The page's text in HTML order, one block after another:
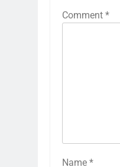
Comment *
Name *